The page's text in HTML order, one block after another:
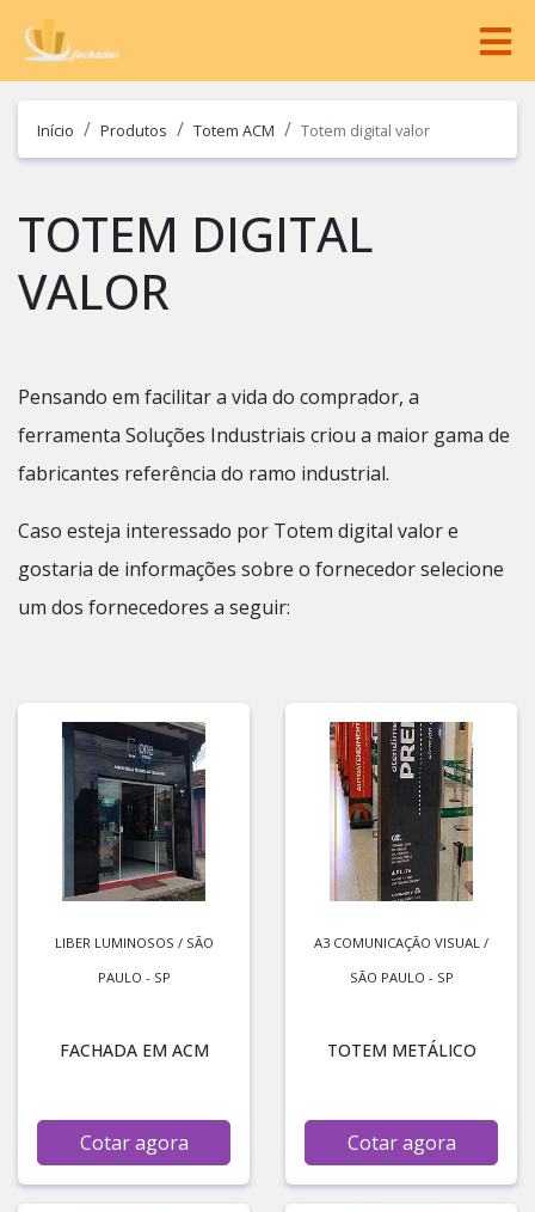
Início Produtos Totem ACM Totem digital valor
TOTEM DIGITAL
VALOR
Pensando em facilitar a vida do comprador, a
ferramenta Soluções Industriais criou a maior gama de
fabricantes referência do ramo industrial.
Caso esteja interessado por Totem digital valor e
gostaria de informações sobre o fornecedor selecione
um dos fornecedores a seguir:
LIBER LUMINOSOS / SÃO
PAULO - SP
FACHADA EM ACM
Cotar agora
A3 COMUNICAÇÃO VISUAL /
SÃO PAULO - SP
TOTEM METÁLICO
Cotar agora